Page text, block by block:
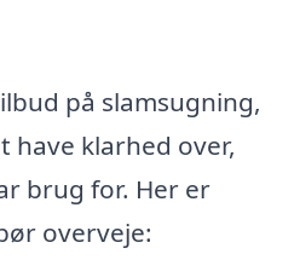
på slamsugning,
have klarhed over,
brug for. Her er
overveje: